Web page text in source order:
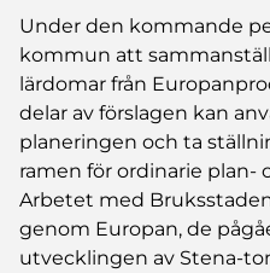
Under den kommande
kommun att
lärdomar från
delar av förslagen kan
planeringen och ta
ramen för ordinarie plan-
Arbetet med
genom Europan, de
utvecklingen av Stena-